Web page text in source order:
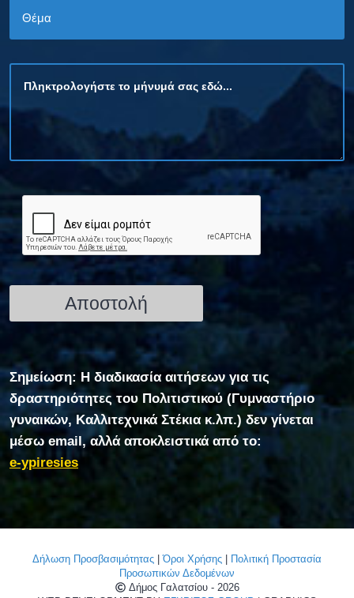
Σημείωση: Η διαδικασία αιτήσεων για τις
δραστηριότητες του Πολιτιστικού (Γυμναστήριο
γυναικών, Καλλιτεχνικά Στέκια κ.λπ.) δεν γίνεται
μέσω email, αλλά αποκλειστικά από το:
e-ypiresies
Δήλωση Προσβασιμότητας |Όροι Χρήσης
Πολιτική Προστασία
Προσωπικών Δεδομένων
Δήμος Γαλατσίου - 2026